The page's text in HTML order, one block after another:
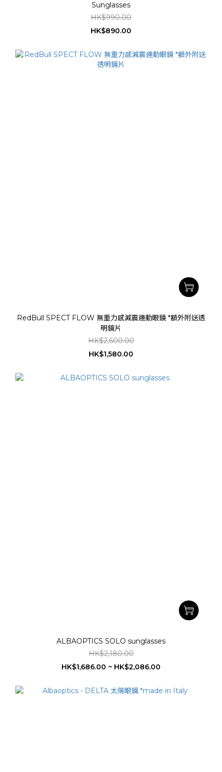
Sunglasses
HK$990.00
HK$890.00
RedBull SPECT FLOW 無重力感減震運動眼鏡 *額外附送透
明鏡片
HK$2,600.00
HK$1,580.00
ALBAOPTICS SOLO sunglasses
HK$2,180.00
HK$1,686.00 ~ HK$2,086.00